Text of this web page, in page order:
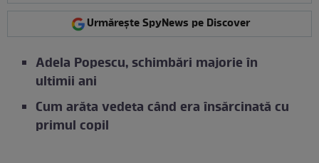
Urmărește SpyNews pe Discover
Adela Popescu, schimbări majorie în
ultimii ani
Cum arăta vedeta când era însărcinată cu
primul copil